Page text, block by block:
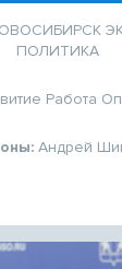
ПОЛИТИКА
Работа
Андрей